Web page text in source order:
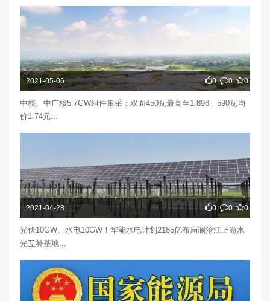
2021-05-06 0 0 0
中核、中广核5.7GW组件集采：双面450瓦最高至1.898，590瓦均
价1.74元...
2021-04-28 0 0 0
光伏10GW、水电10GW！华能水电计划2185亿布局澜沧江上游水
光互补基地...